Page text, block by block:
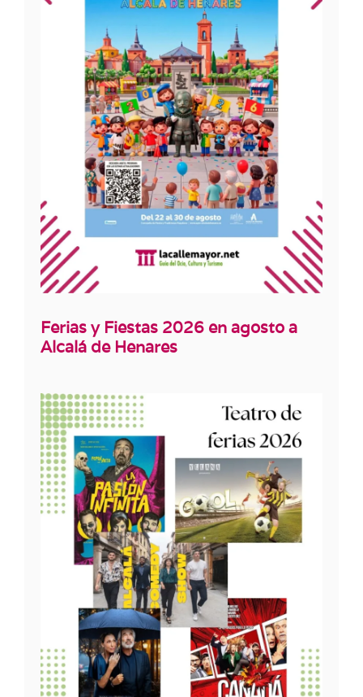
Ferias y Fiestas 2026 en agosto a
Alcalá de Henares